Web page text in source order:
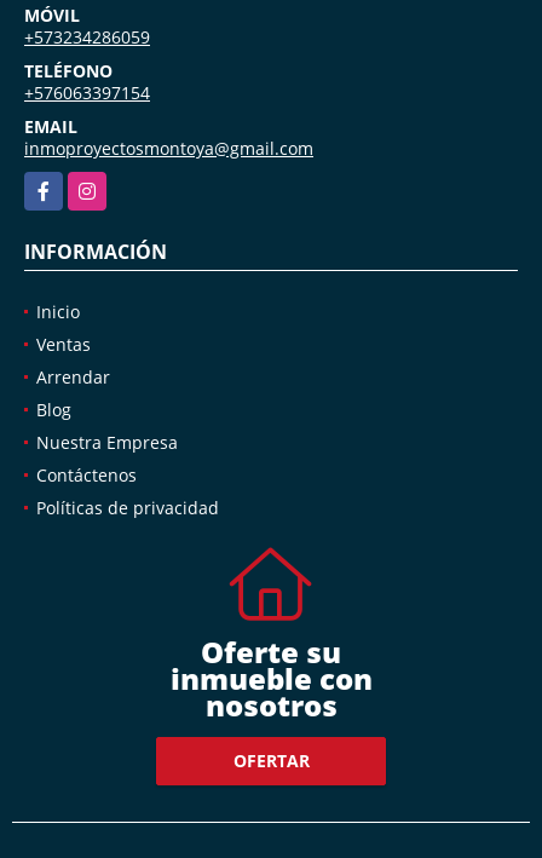
MÓVIL
+573234286059
TELÉFONO
+576063397154
EMAIL
inmoproyectosmontoya@gmail.com
FacebookInstagram
INFORMACIÓN
Inicio
Ventas
Arrendar
Blog
Nuestra Empresa
Contáctenos
Políticas de privacidad
Oferte su
inmueble con
nosotros
OFERTAR